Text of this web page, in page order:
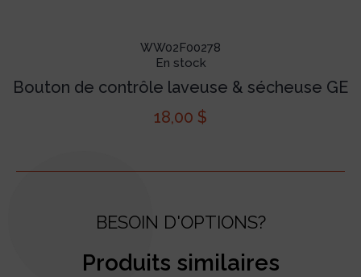
WW02F00278
En stock
Bouton de contrôle laveuse & sécheuse GE
18,00 $
BESOIN D'OPTIONS?
Produits similaires